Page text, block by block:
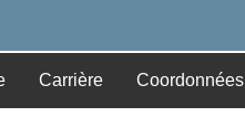
Carrière Coordonnées